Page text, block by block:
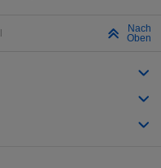
Nach
Oben